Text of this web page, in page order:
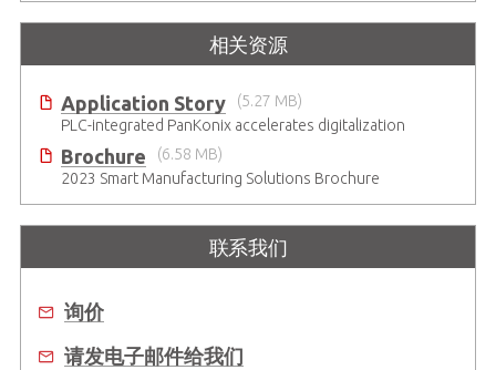
相关资源
Application Story
(5.27 MB)
PLC-integrated PanKonix accelerates digitalization
Brochure
(6.58 MB)
2023 Smart Manufacturing Solutions Brochure
联系我们
询价
请发电子邮件给我们